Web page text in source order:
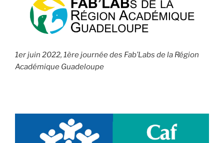
1er juin 2022, 1ère journée des Fab’Labs de la Région
Académique Guadeloupe